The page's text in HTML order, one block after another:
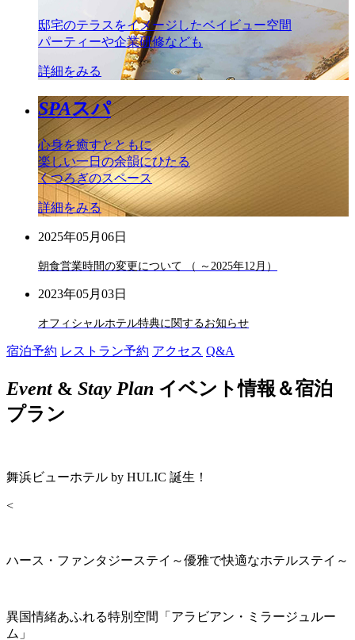
邸宅のテラスをイメージしたベイビュー空間
パーティーや企業研修なども
詳細をみる
SPAスパ
心身を癒すとともに
楽しい一日の余韻にひたる
くつろぎのスペース
詳細をみる
2025年05月06日
朝食営業時間の変更について （ ～2025年12月）
2023年05月03日
オフィシャルホテル特典に関するお知らせ
宿泊予約 レストラン予約 アクセス Q&A
Event& Stay Plan イベント情報＆宿泊
プラン
舞浜ビューホテル by HULIC 誕生！
<
ハース・ファンタジーステイ～優雅で快適なホテルステイ～
異国情緒あふれる特別空間「アラビアン・ミラージュルー
ム」